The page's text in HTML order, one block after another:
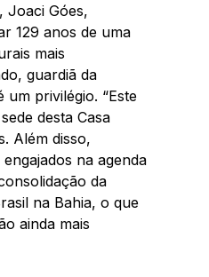
Joaci Góes,
129 anos de uma
mais
guardiã da
um privilégio. “Este
desta Casa
Além disso,
na agenda
da
na Bahia, o que
ainda mais